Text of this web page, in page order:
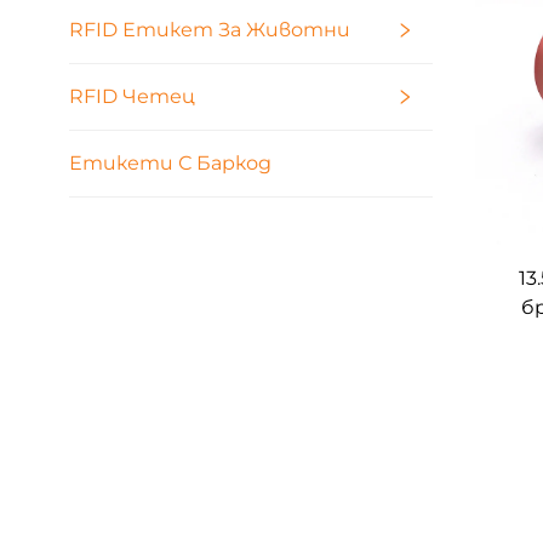
RFID Етикет За Животни
RFID Четец
Етикети С Баркод